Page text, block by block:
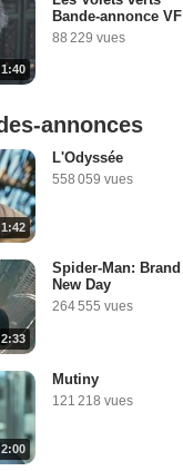
1:40
Bande-annonce VF
88 229 vues
annonces
1:42
L'Odyssée
558 059 vues
2:33
Spider-Man: Brand
New Day
264 555 vues
2:00
Mutiny
121 218 vues